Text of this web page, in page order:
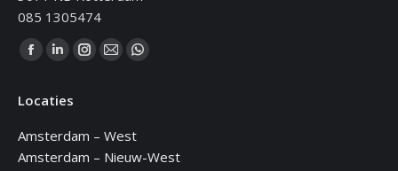
085 1305474
Vind ons op:
Facebook
opens
new
Linkedin
opens
new
Instagram
new
Mail
in
new
WhatsApp
new
Locaties
Amsterdam – West
Amsterdam – Nieuw-West